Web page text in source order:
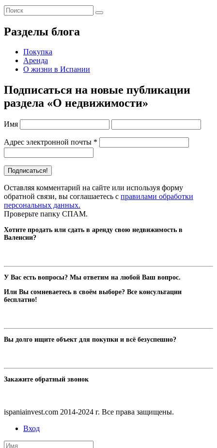
Разделы блога
Покупка
Аренда
О жизни в Испании
Подписаться на новые публикации
раздела «О недвижимости»
Имя
Адрес электронной почты *
Оставляя комментарий на сайте или используя форму
обратной связи, вы соглашаетесь с правилами обработки
персональных данных.
Проверьте папку СПАМ.
Хотите продать или сдать в аренду свою недвижимость в
Валенсии?
У Вас есть вопросы? Мы ответим на любой Ваш вопрос.
Или Вы сомневаетесь в своём выборе? Все консультации
бесплатно!
Вы долго ищите объект для покупки и всё безуспешно?
Закажите обратный звонок
ispaniainvest.com 2014-2024 г. Все права защищены.
Вход